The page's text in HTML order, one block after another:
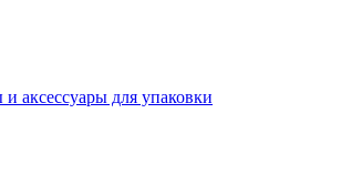
аксессуары для упаковки